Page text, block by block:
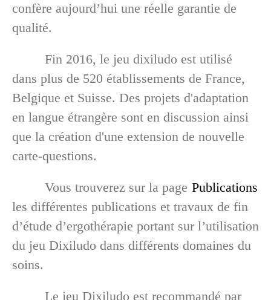
confère aujourd’hui une réelle garantie de
qualité.
Fin 2016, le jeu dixiludo est utilisé
dans plus de 520 établissements de France,
Belgique et Suisse. Des projets d'adaptation
en langue étrangère sont en discussion ainsi
que la création d'une extension de nouvelle
carte-questions.
Vous trouverez sur la page Publications
les différentes publications et travaux de fin
d’étude d’ergothérapie portant sur l’utilisation
du jeu Dixiludo dans différents domaines du
soins.
Le jeu Dixiludo est recommandé par